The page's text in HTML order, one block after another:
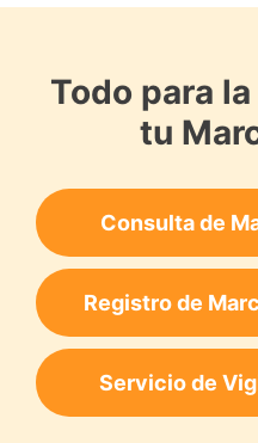
Todo para
tu
Consulta de
Registro de
Servicio de